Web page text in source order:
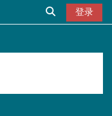
切换搜索输入
登录